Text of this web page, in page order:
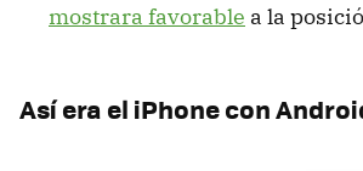
mostrara favorable a la
Así era el iPhone con